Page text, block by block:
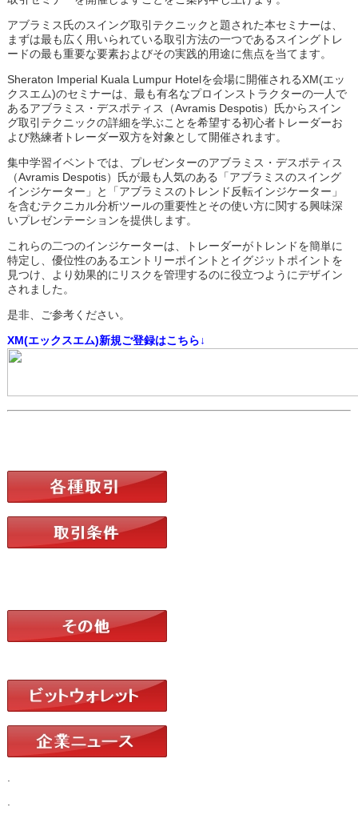
アブラミス氏のスイング取引テクニックと題された本セミナーは、
まずは最も広く用いられている取引方法の一つであるスイングトレ
ードの最も重要な要素およびその実践的用途に焦点を当てます。
Sheraton Imperial Kuala Lumpur Hotelを会場に開催されるXM(エッ
クスエム)のセミナーは、最も有名なプロインストラクターの一人で
あるアブラミス・デスポティス（Avramis Despotis）氏からスイン
グ取引テクニックの詳細を学ぶことを希望する初心者トレーダーお
よび熟練者トレーダー双方を対象として開催されます。
集中学習イベントでは、プレゼンターのアブラミス・デスポティス
（Avramis Despotis）氏が最も人気のある「アブラミスのスイング
インジケーター」と「アブラミスのトレンド反転インジケーター」
を含むテクニカル分析ツールの重要性とその使い方に関する興味深
いプレゼンテーションを提供します。
これらの二つのインジケーターは、トレーダーがトレンドを簡単に
特定し、優位性のあるエントリーポイントとイグジットポイントを
見つけ、より効果的にリスクを管理するのに役立つようにデザイン
されました。
是非、ご参考ください。
XM(エックスエム)新規ご登録はこちら↓